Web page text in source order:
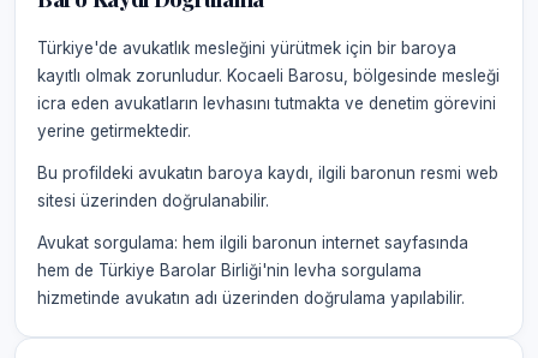
Türkiye'de avukatlık mesleğini yürütmek için bir baroya
kayıtlı olmak zorunludur. Kocaeli Barosu, bölgesinde mesleği
icra eden avukatların levhasını tutmakta ve denetim görevini
yerine getirmektedir.
Bu profildeki avukatın baroya kaydı, ilgili baronun resmi web
sitesi üzerinden doğrulanabilir.
Avukat sorgulama: hem ilgili baronun internet sayfasında
hem de Türkiye Barolar Birliği'nin levha sorgulama
hizmetinde avukatın adı üzerinden doğrulama yapılabilir.